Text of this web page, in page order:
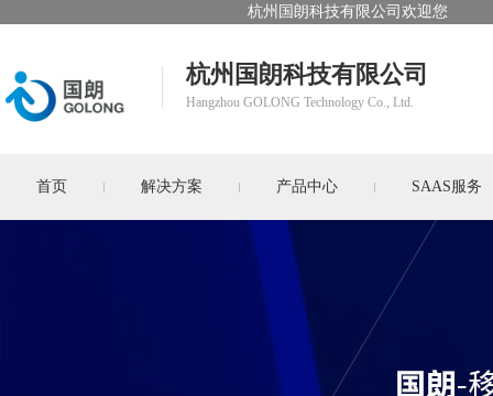
杭州国朗科技有限公司欢迎您
杭州国朗科技有限公司
Hangzhou GOLONG Technology Co., Ltd.
首页 解决方案 产品中心 SAAS服务